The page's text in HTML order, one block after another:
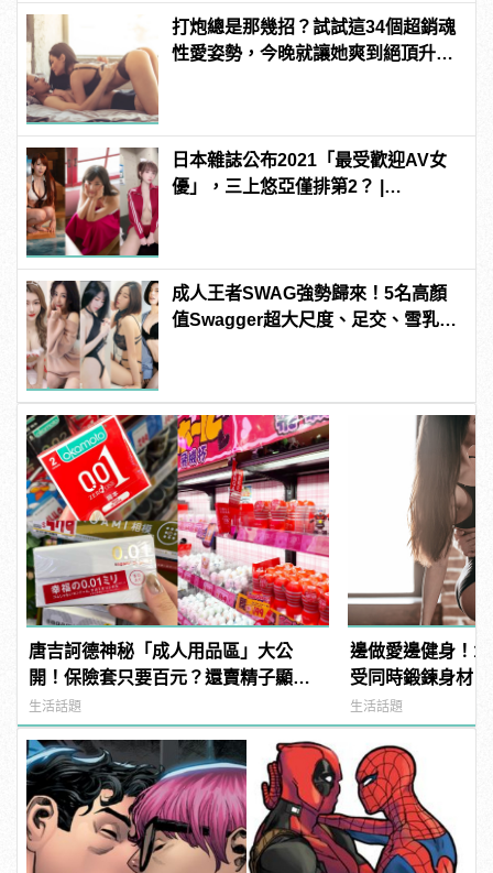
打炮總是那幾招？試試這34個超銷魂
性愛姿勢，今晚就讓她爽到絕頂升
日本雜誌公布2021「最受歡迎AV女
優」，三上悠亞僅排第2？ |
成人王者SWAG強勢歸來！5名高顏
值Swagger超大尺度、足交、雪乳、
唐吉訶德神秘「成人用品區」大公
開！保險套只要百元？還賣精子顯微
鏡？
生活話題
邊做愛邊健身！
受同時鍛鍊身材
生活話題